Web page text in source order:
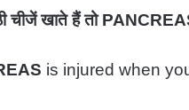
चीजें खाते हैं तो
is injured when